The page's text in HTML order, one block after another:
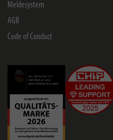
Meldesystem
AGB
Code of Conduct